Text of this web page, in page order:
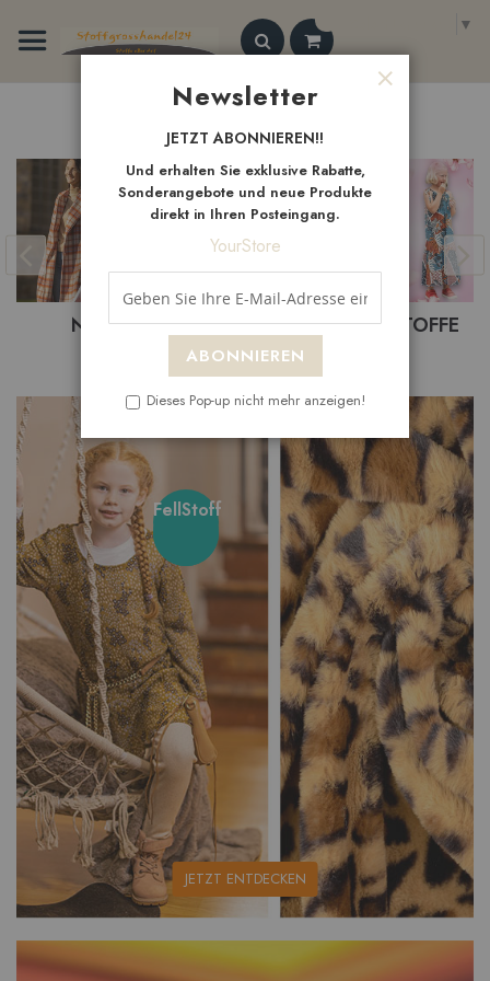
Inhalt
springen
▼
Search
NeueArtikel
BEKLEIDUNGSTOFFE BASTELSTOFFE
unsere
FellStoff
JETZT ENTDECKEN
Newsletter
JETZT ABONNIEREN!!
Und erhalten Sie exklusive Rabatte,
Sonderangebote und neue Produkte
direkt in Ihren Posteingang.
YourStore
ABONNIEREN
Dieses Pop-up nicht mehr anzeigen!